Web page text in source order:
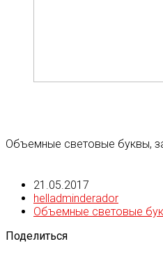
Объемные световые буквы,
21.05.2017
helladminderador
Объемные световые
Поделиться